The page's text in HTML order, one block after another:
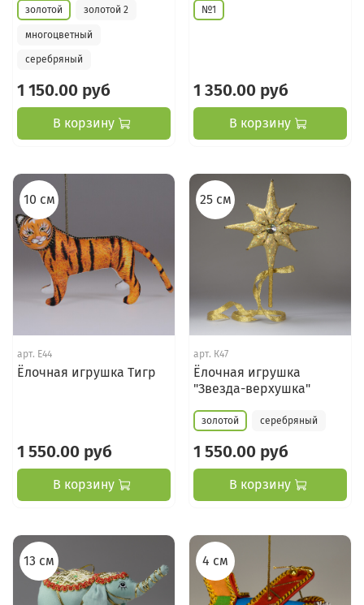
золотой золотой 2
многоцветный
серебряный
1 150.00 руб
В корзину
№1
1 350.00 руб
В корзину
10 см
арт. Е44
Ёлочная игрушка Тигр
1 550.00 руб
В корзину
25 см
арт. К47
Ёлочная игрушка
"Звезда-верхушка"
золотой серебряный
1 550.00 руб
В корзину
13 см 4 см